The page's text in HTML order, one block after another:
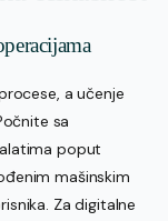
a učenje
sa
poput
mašinskim
Za digitalne